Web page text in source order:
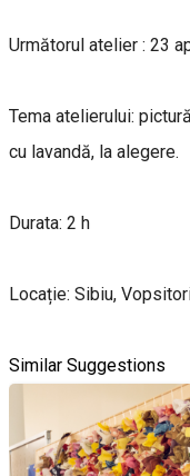
Următorul atelier : 23
Tema atelierului:
cu lavandă, la alegere.
Durata: 2 h
Locație: Sibiu,
Similar Suggestions